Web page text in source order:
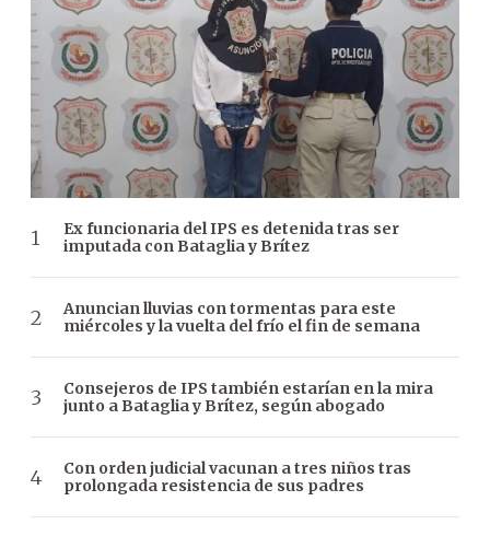
Ex funcionaria del IPS es detenida tras ser
imputada con Bataglia y Brítez
Anuncian lluvias con tormentas para este
miércoles y la vuelta del frío el fin de semana
Consejeros de IPS también estarían en la mira
junto a Bataglia y Brítez, según abogado
Con orden judicial vacunan a tres niños tras
prolongada resistencia de sus padres